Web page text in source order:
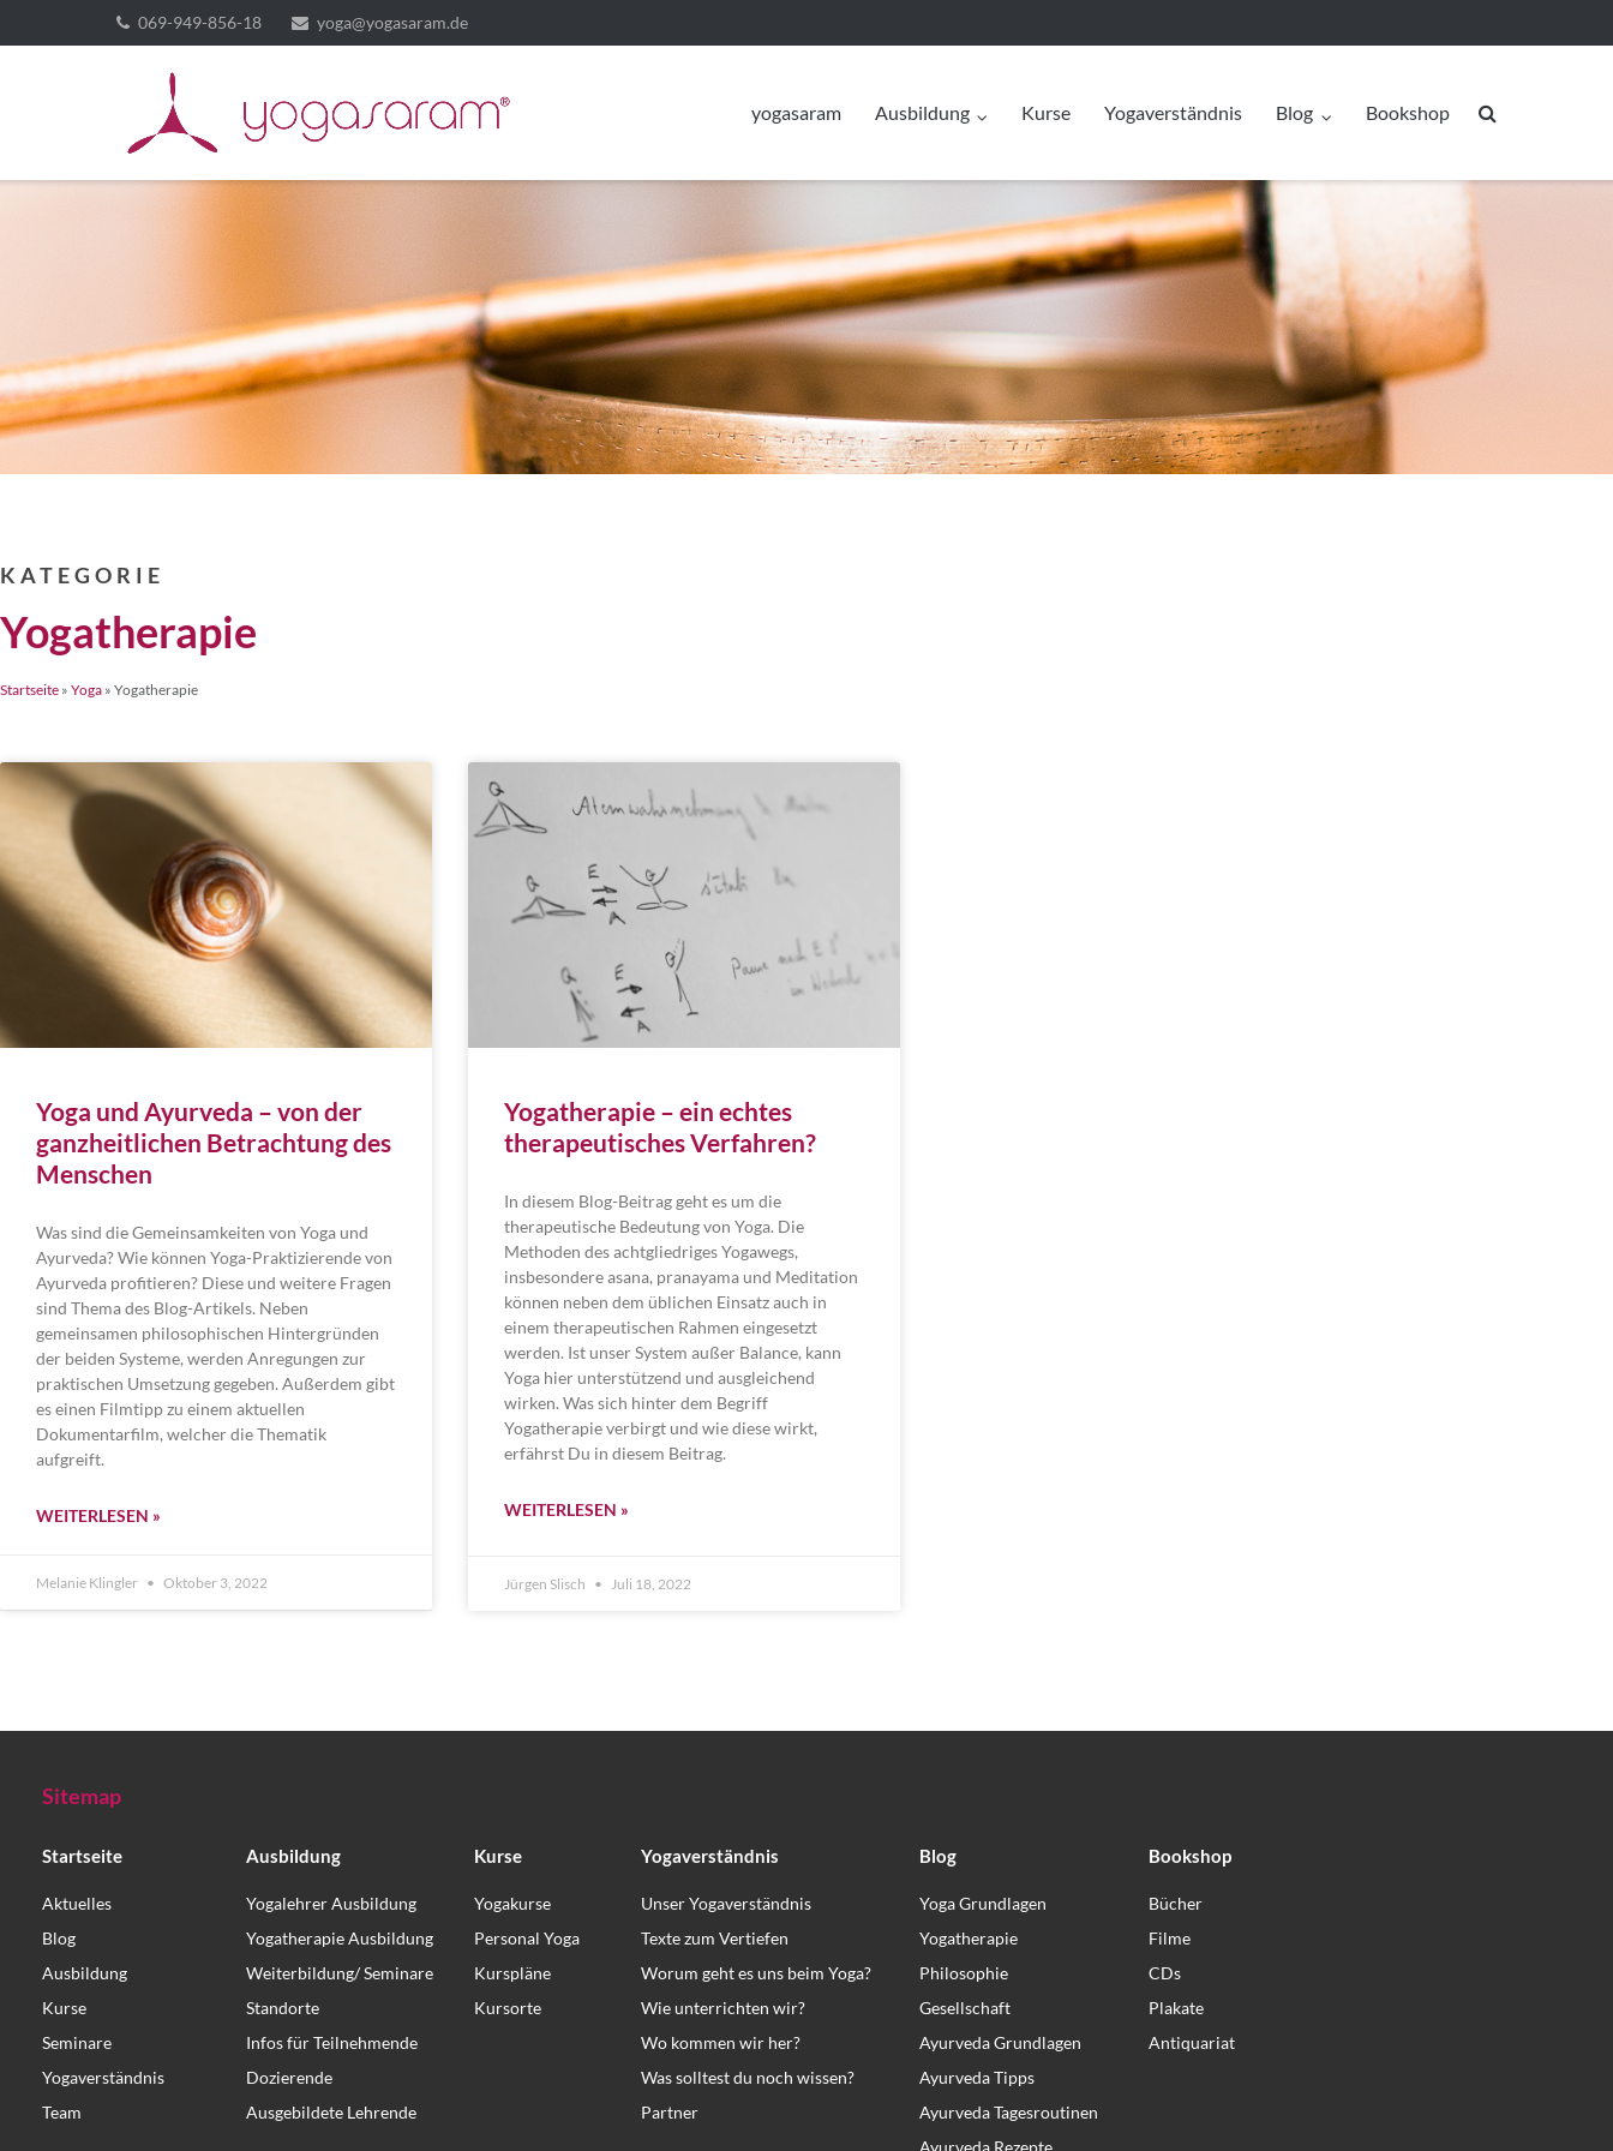
069-949-856-18 yoga@yogasaram.de
yogasaram Ausbildung Kurse Yogaverständnis Blog Bookshop
KATEGORIE
Yogatherapie
Startseite » Yoga » Yogatherapie
Yoga und Ayurveda – von der
ganzheitlichen Betrachtung des
Menschen
Was sind die Gemeinsamkeiten von Yoga und
Ayurveda? Wie können Yoga-Praktizierende von
Ayurveda profitieren? Diese und weitere Fragen
sind Thema des Blog-Artikels. Neben
gemeinsamen philosophischen Hintergründen
der beiden Systeme, werden Anregungen zur
praktischen Umsetzung gegeben. Außerdem gibt
es einen Filmtipp zu einem aktuellen
Dokumentarfilm, welcher die Thematik
aufgreift.
WEITERLESEN »
Melanie Klingler Oktober 3, 2022
Yogatherapie – ein echtes
therapeutisches Verfahren?
In diesem Blog-Beitrag geht es um die
therapeutische Bedeutung von Yoga. Die
Methoden des achtgliedriges Yogawegs,
insbesondere asana, pranayama und Meditation
können neben dem üblichen Einsatz auch in
einem therapeutischen Rahmen eingesetzt
werden. Ist unser System außer Balance, kann
Yoga hier unterstützend und ausgleichend
wirken. Was sich hinter dem Begriff
Yogatherapie verbirgt und wie diese wirkt,
erfährst Du in diesem Beitrag.
WEITERLESEN »
Jürgen Slisch Juli 18, 2022
Sitemap
Startseite
Aktuelles
Blog
Ausbildung
Kurse
Seminare
Yogaverständnis
Team
Ausbildung
Yogalehrer Ausbildung
Yogatherapie Ausbildung
Weiterbildung/ Seminare
Standorte
Infos für Teilnehmende
Dozierende
Ausgebildete Lehrende
Kurse
Yogakurse
Personal Yoga
Kurspläne
Kursorte
Yogaverständnis
Unser Yogaverständnis
Texte zum Vertiefen
Worum geht es uns beim Yoga?
Wie unterrichten wir?
Wo kommen wir her?
Was solltest du noch wissen?
Partner
Blog
Yoga Grundlagen
Yogatherapie
Philosophie
Gesellschaft
Ayurveda Grundlagen
Ayurveda Tipps
Ayurveda Tagesroutinen
Ayurveda Rezepte
Bookshop
Bücher
Filme
CDs
Plakate
Antiquariat